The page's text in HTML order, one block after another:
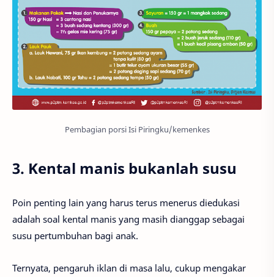
Pembagian porsi Isi Piringku/kemenkes
3. Kental manis bukanlah susu
Poin penting lain yang harus terus menerus diedukasi
adalah soal kental manis yang masih dianggap sebagai
susu pertumbuhan bagi anak.
Ternyata, pengaruh iklan di masa lalu, cukup mengakar